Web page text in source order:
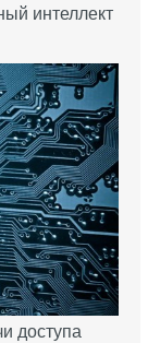
интеллект
доступа